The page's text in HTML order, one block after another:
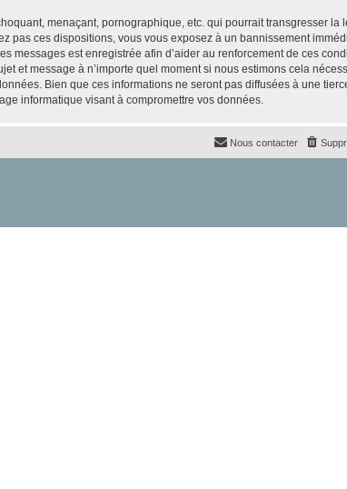
menaçant, pornographique, etc. qui pourrait transgresser la
ces dispositions, vous vous exposez à un bannissement
messages est enregistrée afin d’aider au renforcement de ces
et message à n’importe quel moment si nous estimons cela
Bien que ces informations ne seront pas diffusées à une
informatique visant à compromettre vos données.
Nous contacter